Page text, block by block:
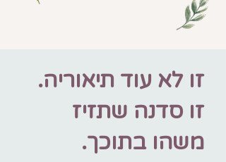
זו לא עוד תיאוריה.
זו סדנה שתזיז
משהו בתוכך.